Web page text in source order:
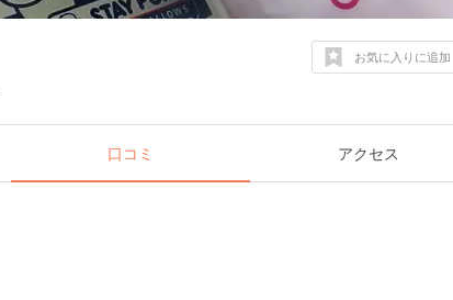
お気に入りに追加
口コミ アクセス